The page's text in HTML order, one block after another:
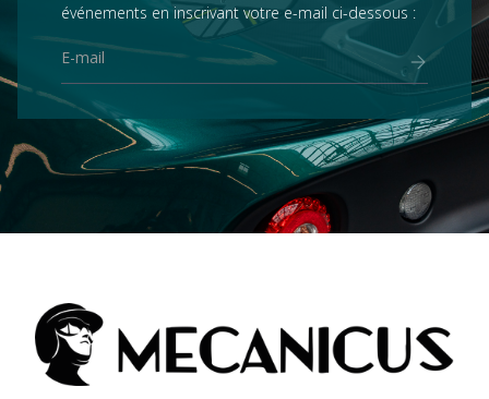
événements en inscrivant votre e-mail ci-dessous :